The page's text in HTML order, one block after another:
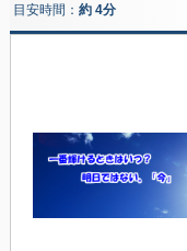
目安時間： 約 4分